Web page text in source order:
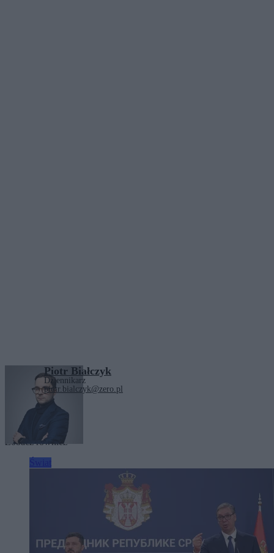
Piotr Białczyk
Dziennikarz
piotr.bialczyk@zero.pl
Tagi:
Zobacz również